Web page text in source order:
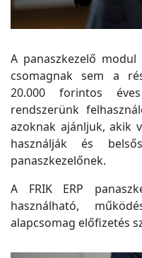
A panaszkezelő modul
csomagnak sem a
20.000 forintos
rendszerünk
azoknak ajánljuk, akik
használják és
panaszkezelőnek.
A FRIK ERP
használható,
alapcsomag előfizetés